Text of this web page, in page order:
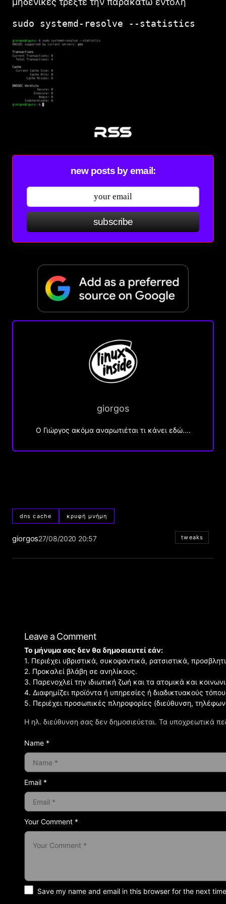
sudo systemd-resolve --statistics
new posts by email:
subscribe
giorgos
Ο Γιώργος ακόμα αναρωτιέται τι κάνει εδώ….
dns cache κρυφή μνήμη
giorgos27/08/2020 20:57 tweaks
Leave a Comment
Η ηλ. διεύθυνση σας δεν δημοσιεύεται. Τα υποχρεωτικά
Your Comment *
Το μήνυμα σας δεν θα δημοσιευτεί εάν:
1. Περιέχει υβριστικά, συκοφαντικά, ρατσιστικά,
2. Προκαλεί βλάβη σε ανηλίκους.
3. Παρενοχλεί την ιδιωτική ζωή και τα ατομικά και
4. Διαφημίζει προϊόντα ή υπηρεσίες ή διαδικτυακούς
5. Περιέχει προσωπικές πληροφορίες (διεύθυνση,
Name *
Email *
Save my name and email in this browser for the next